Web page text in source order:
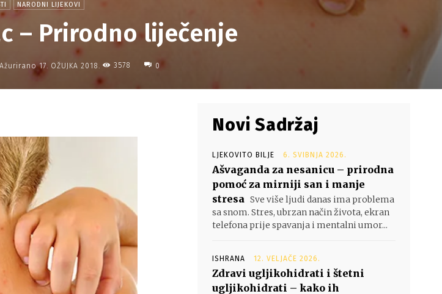
NARODNI LIJEKOVI
– Prirodno liječenje
Ažurirano 17. OŽUJKA 2018. 3578 0
Novi Sadržaj
LJEKOVITO BILJE 6. SVIBNJA 2026.
Ašvaganda za nesanicu – prirodna
pomoć za mirniji san i manje
stresa Sve više ljudi danas ima problema
sa snom. Stres, ubrzan način života, ekran
telefona prije spavanja i mentalni umor...
ISHRANA 12. VELJAČE 2026.
Zdravi ugljikohidrati i štetni
ugljikohidrati – kako ih